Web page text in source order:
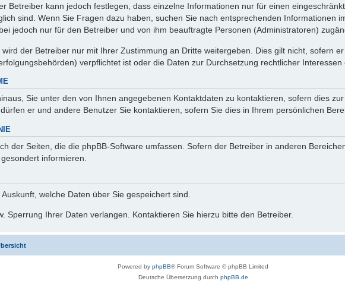
Betreiber kann jedoch festlegen, dass einzelne Informationen nur für einen
sind. Wenn Sie Fragen dazu haben, suchen Sie nach entsprechenden Informationen
jedoch nur für den Betreiber und von ihm beauftragte Personen (Administratoren)
der Betreiber nur mit Ihrer Zustimmung an Dritte weitergeben. Dies gilt nicht, sofern
verpflichtet ist oder die Daten zur Durchsetzung rechtlicher Interessen
Sie unter den von Ihnen angegebenen Kontaktdaten zu kontaktieren, sofern dies
er und andere Benutzer Sie kontaktieren, sofern Sie dies in Ihrem persönlichen
der Seiten, die die phpBB-Software umfassen. Sofern der Betreiber in anderen
informieren.
welche Daten über Sie gespeichert sind.
Sperrung Ihrer Daten verlangen. Kontaktieren Sie hierzu bitte den Betreiber.
Powered by phpBB® Forum Software © phpBB Limited
Deutsche Übersetzung durch phpBB.de